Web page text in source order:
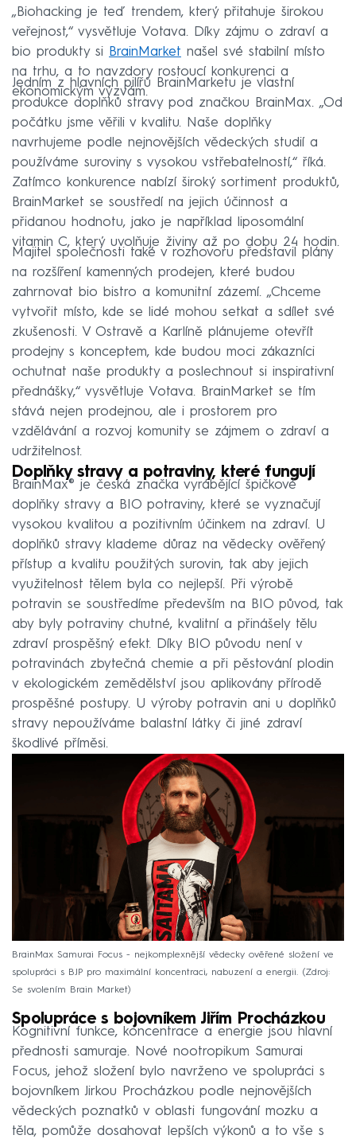
„Biohacking je teď trendem, který přitahuje širokou
veřejnost,“ vysvětluje Votava. Díky zájmu o zdraví a
bio produkty si
BrainMarket našel své stabilní místo
na trhu, a to navzdory rostoucí konkurenci a
ekonomickým výzvám.
Jedním z hlavních pilířů BrainMarketu je vlastní
produkce doplňků stravy pod značkou BrainMax. „Od
počátku jsme věřili v kvalitu. Naše doplňky
navrhujeme podle nejnovějších vědeckých studií a
používáme suroviny s vysokou vstřebatelností,“ říká.
Zatímco konkurence nabízí široký sortiment produktů,
BrainMarket se soustředí na jejich účinnost a
přidanou hodnotu, jako je například liposomální
vitamin C, který uvolňuje živiny až po dobu 24 hodin.
Majitel společnosti také v rozhovoru představil plány
na rozšíření kamenných prodejen, které budou
zahrnovat bio bistro a komunitní zázemí. „Chceme
vytvořit místo, kde se lidé mohou setkat a sdílet své
zkušenosti. V Ostravě a Karlíně plánujeme otevřít
prodejny s konceptem, kde budou moci zákazníci
ochutnat naše produkty a poslechnout si inspirativní
přednášky,“ vysvětluje Votava. BrainMarket se tím
stává nejen prodejnou, ale i prostorem pro
vzdělávání a rozvoj komunity se zájmem o zdraví a
udržitelnost.
Doplňky stravy a potraviny, které fungují
BrainMax® je česká značka vyrábějící špičkové
doplňky stravy a BIO potraviny, které se vyznačují
vysokou kvalitou a pozitivním účinkem na zdraví. U
doplňků stravy klademe důraz na vědecky ověřený
přístup a kvalitu použitých surovin, tak aby jejich
využitelnost tělem byla co nejlepší. Při výrobě
potravin se soustředíme především na BIO původ, tak
aby byly potraviny chutné, kvalitní a přinášely tělu
zdraví prospěšný efekt. Díky BIO původu není v
potravinách zbytečná chemie a při pěstování plodin
v ekologickém zemědělství jsou aplikovány přírodě
prospěšné postupy. U výroby potravin ani u doplňků
stravy nepoužíváme balastní látky či jiné zdraví
škodlivé příměsi.
BrainMax Samurai Focus - nejkomplexnější vědecky ověřené složení ve
spolupráci s BJP pro maximální koncentraci, nabuzení a energii.
Zdroj:
Se svolením Brain Market
Spolupráce s bojovníkem Jiřím Procházkou
Kognitivní funkce, koncentrace a energie jsou hlavní
přednosti samuraje. Nové nootropikum Samurai
Focus, jehož složení bylo navrženo ve spolupráci s
bojovníkem Jirkou Procházkou podle nejnovějších
vědeckých poznatků v oblasti fungování mozku a
těla, pomůže dosahovat lepších výkonů a to vše s